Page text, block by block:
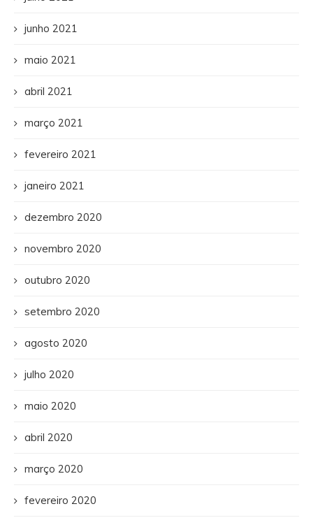
junho 2021
maio 2021
abril 2021
março 2021
fevereiro 2021
janeiro 2021
dezembro 2020
novembro 2020
outubro 2020
setembro 2020
agosto 2020
julho 2020
maio 2020
abril 2020
março 2020
fevereiro 2020